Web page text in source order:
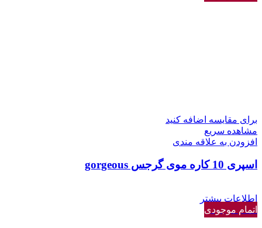
برای مقایسه اضافه کنید
مشاهده سریع
افزودن به علاقه مندی
اسپری 10 کاره موی گرجس gorgeous
اطلاعات بیشتر
اتمام موجودی